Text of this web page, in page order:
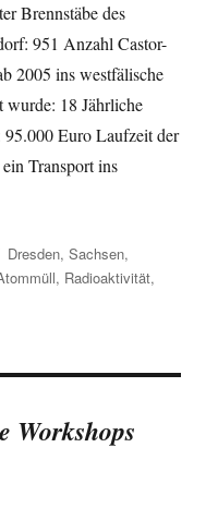
Brennstäbe des
951 Anzahl Castor-
2005 ins westfälische
wurde: 18 Jährliche
Euro Laufzeit der
Transport ins
Folgekosten“
Kategorien
Dresden,Sachsen,
, Radioaktivität,
Workshops